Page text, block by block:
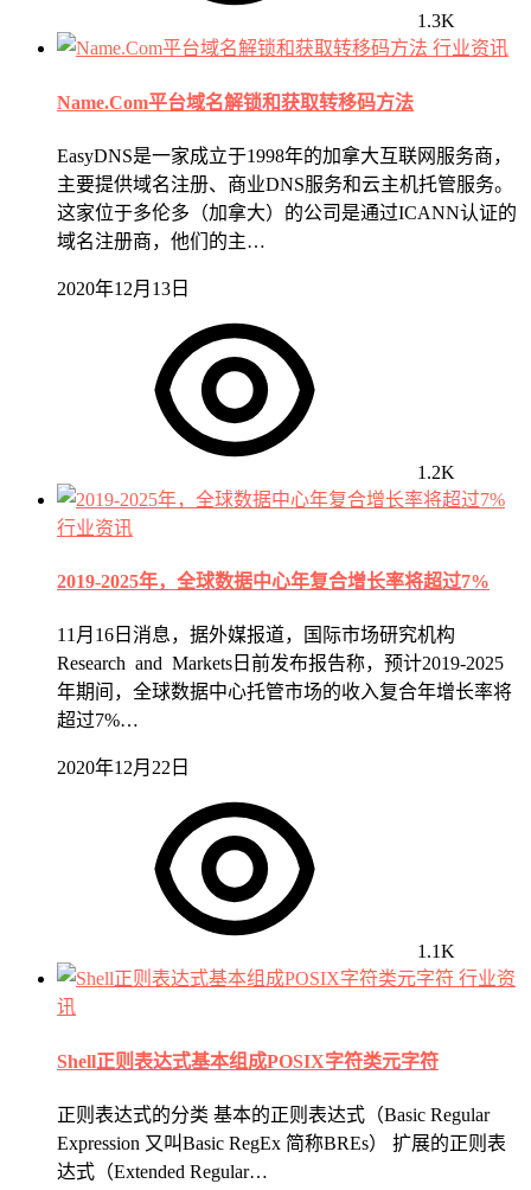
1.3K
行业资讯
Name.Com平台域名解锁和获取转移码方法
EasyDNS是一家成立于1998年的加拿大互联网服务商，
主要提供域名注册、商业DNS服务和云主机托管服务。
这家位于多伦多（加拿大）的公司是通过ICANN认证的
域名注册商，他们的主…
2020年12月13日
1.2K
行业资讯
2019-2025年，全球数据中心年复合增长率将超过7%
11月16日消息，据外媒报道，国际市场研究机构
Research and Markets日前发布报告称，预计2019-2025
年期间，全球数据中心托管市场的收入复合年增长率将
超过7%…
2020年12月22日
1.1K
行业资
讯
Shell正则表达式基本组成POSIX字符类元字符
正则表达式的分类 基本的正则表达式（Basic Regular
Expression 又叫Basic RegEx 简称BREs） 扩展的正则表
达式（Extended Regular…